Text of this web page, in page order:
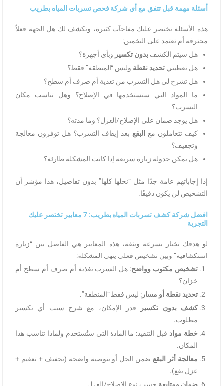
أسئلة مهمة قبل تتفق مع أي شركة فحص تسربات المياه بطريب
هذه الأسئلة تختصر عليك مفاجآت كثيرة، وتكشف لك هل الجهة فعلاً
محترفة أم تعتمد على التخمين:
هل سيتم الكشفبدون تكسير وبأي أجهزة؟
هل تعطينيتحديد نقطة وليس “المنطقة” فقط؟
هل تشرح لي هل التسرب من تغذية أم صرف أم سطح؟
ما المواد التي ستستخدمها في الإصلاح؟ وهل تناسب مكان
التسرب؟
هل يوجد ضمان على الإصلاح/العزل؟ وما مدته؟
كيف تتعاملون مع
البقع بعد إيقاف التسرب؟ هل توفرون معالجة
وتجفيف؟
هل يمكن جدولة زيارة سريعة إذا كانت المشكلة طارئة؟
إذا إجاباتهم عامة جدًا مثل “نحلها كلها” بدون تفاصيل، هذا مؤشر أن
التشخيص لن يكون دقيقًا.
افضل شركة كشف تسربات المياه بطريب: 7 معايير تختصر عليك
التجربة
لو هدفك تختار بسرعة وبثقة، هذه المعايير هي الفاصل بين “زيارة
استكشافية” وبين تشخيص فعلي ينهي المشكلة:
تشخيص مكتوب وواضح: هل التسرب تغذية أم صرف أم سطح أم
خزان؟
تحديد نقطة أو مسار: ليس فقط “المنطقة”.
كشف بدون تكسير
قدر الإمكان، مع شرح سبب أي تكسير
مطلوب.
خطة مواد قبل التنفيذ: ما المادة التي ستُستخدم ولماذا تناسب هذا
المكان.
معالجة أثر البقع ضمن الحل أو بتوصية واضحة (تجفيف + تعقيم +
عزل بقع).
ضمان ومتابعة حسب نوع الإصلاح/العزل.